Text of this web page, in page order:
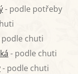
- podle potřeby
podle chuti
- podle chuti
- podle chuti